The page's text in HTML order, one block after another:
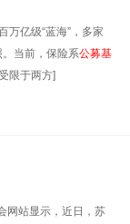
万亿级“蓝海”，多家
当前，保险系公募基
限于两方]
网站显示，近日，苏